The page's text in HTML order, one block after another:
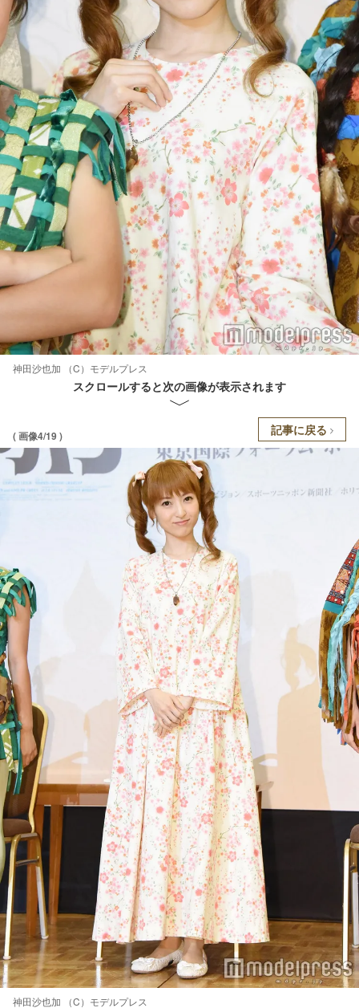
神田沙也加 （C）モデルプレス
スクロールすると次の画像が表示されます
( 画像4/19 ) 記事に戻る
神田沙也加 （C）モデルプレス